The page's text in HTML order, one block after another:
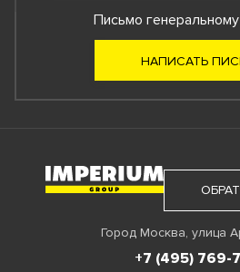
Письмо
НАПИСАТЬ
Город Москва, улица
+7 (495) 769-